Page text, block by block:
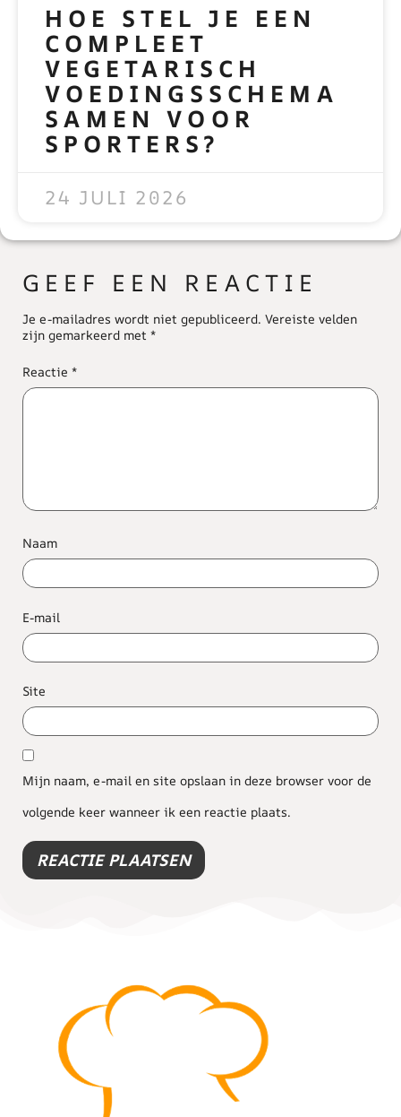
HOE STEL JE EEN
COMPLEET
VEGETARISCH
VOEDINGSSCHEMA
SAMEN VOOR
SPORTERS?
24 JULI 2026
GEEF EEN REACTIE
Je e-mailadres wordt niet gepubliceerd. Vereiste velden
zijn gemarkeerd met *
Reactie *
Naam
E-mail
Site
Mijn naam, e-mail en site opslaan in deze browser voor de
volgende keer wanneer ik een reactie plaats.